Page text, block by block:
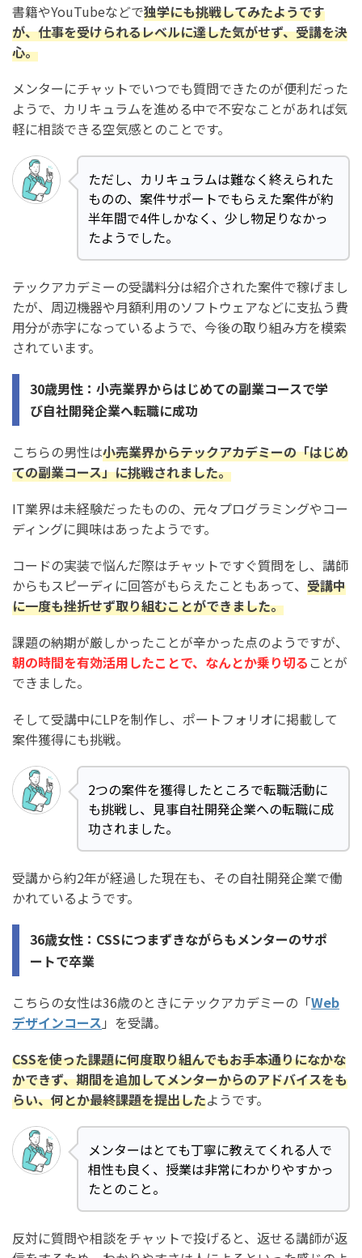
書籍やYouTubeなどで独学にも挑戦してみたようです
が、仕事を受けられるレベルに達した気がせず、受講を決
心。
メンターにチャットでいつでも質問できたのが便利だった
ようで、カリキュラムを進める中で不安なことがあれば気
軽に相談できる空気感とのことです。
ただし、カリキュラムは難なく終えられた
ものの、案件サポートでもらえた案件が約
半年間で4件しかなく、少し物足りなかっ
たようでした。
テックアカデミーの受講料分は紹介された案件で稼げまし
たが、周辺機器や月額利用のソフトウェアなどに支払う費
用分が赤字になっているようで、今後の取り組み方を模索
されています。
30歳男性：小売業界からはじめての副業コースで学
び自社開発企業へ転職に成功
こちらの男性は小売業界からテックアカデミーの「はじめ
ての副業コース」に挑戦されました。
IT業界は未経験だったものの、元々プログラミングやコー
ディングに興味はあったようです。
コードの実装で悩んだ際はチャットですぐ質問をし、講師
からもスピーディに回答がもらえたこともあって、 受講中
に一度も挫折せず取り組むことができました。
課題の納期が厳しかったことが辛かった点のようですが、
朝の時間を有効活用したことで、なんとか乗り切る ことが
できました。
そして受講中にLPを制作し、ポートフォリオに掲載して
案件獲得にも挑戦。
2つの案件を獲得したところで転職活動に
も挑戦し、見事自社開発企業への転職に成
功されました。
受講から約2年が経過した現在も、その自社開発企業で働
かれているようです。
36歳女性：CSSにつまずきながらもメンターのサポ
ートで卒業
こちらの女性は36歳のときにテックアカデミーの「Web
デザインコース 」を受講。
CSSを使った課題に何度取り組んでもお手本通りになかな
かできず、期間を追加してメンターからのアドバイスをも
らい、何とか最終課題を提出したようです。
メンターはとても丁寧に教えてくれる人で
相性も良く、授業は非常にわかりやすかっ
たとのこと。
反対に質問や相談をチャットで投げると、返せる講師が返